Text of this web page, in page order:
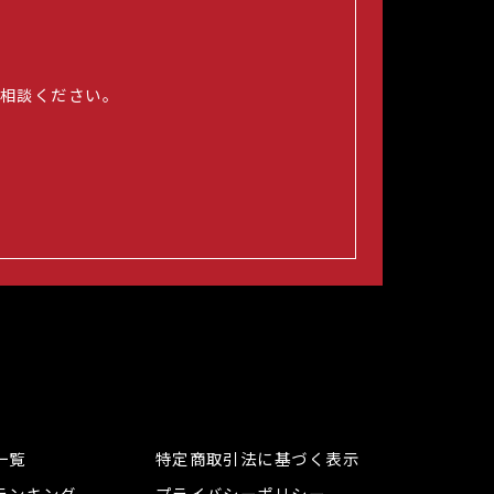
談ください。
覧
特定商取引法に基づく表示